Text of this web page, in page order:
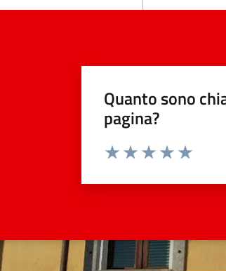
Quanto sono
pagina?
Valuta da 1 a 5 stelle la pagina